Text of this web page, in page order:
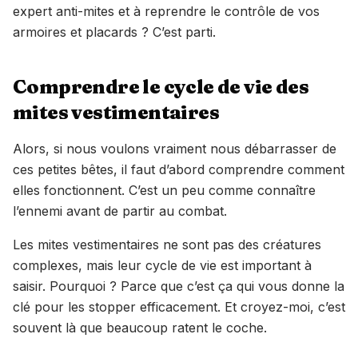
expert anti-mites et à reprendre le contrôle de vos
armoires et placards ? C’est parti.
Comprendre le cycle de vie des
mites vestimentaires
Alors, si nous voulons vraiment nous débarrasser de
ces petites bêtes, il faut d’abord comprendre comment
elles fonctionnent. C’est un peu comme connaître
l’ennemi avant de partir au combat.
Les mites vestimentaires ne sont pas des créatures
complexes, mais leur cycle de vie est important à
saisir. Pourquoi ? Parce que c’est ça qui vous donne la
clé pour les stopper efficacement. Et croyez-moi, c’est
souvent là que beaucoup ratent le coche.